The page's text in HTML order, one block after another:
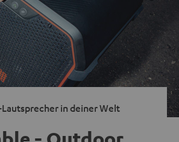
in deiner Welt